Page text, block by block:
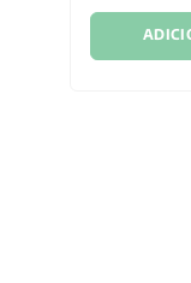
síndrome de
usada na
2.3